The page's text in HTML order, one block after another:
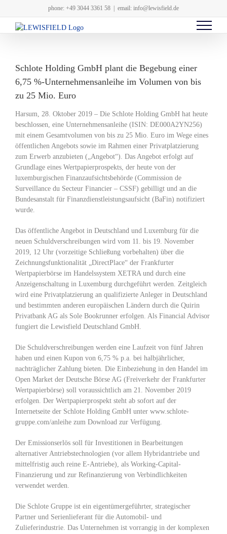
Inhalt
springen
phone: +49 3044 3361 58 email: info@lewisfield.de
Schlote Holding GmbH plant die Begebung einer
6,75 %-Unternehmensanleihe im Volumen von bis
zu 25 Mio. Euro
Harsum, 28. Oktober 2019 – Die Schlote Holding GmbH hat heute
beschlossen, eine Unternehmensanleihe (ISIN: DE000A2YN256)
mit einem Gesamtvolumen von bis zu 25 Mio. Euro im Wege eines
öffentlichen Angebots sowie im Rahmen einer Privatplatzierung
zum Erwerb anzubieten („Angebot“). Das Angebot erfolgt auf
Grundlage eines Wertpapierprospekts, der heute von der
luxemburgischen Finanzaufsichtsbehörde (Commission de
Surveillance du Secteur Financier – CSSF) gebilligt und an die
Bundesanstalt für Finanzdienstleistungsaufsicht (BaFin) notifiziert
wurde.
Das öffentliche Angebot in Deutschland und Luxemburg für die
neuen Schuldverschreibungen wird vom 11. bis 19. November
2019, 12 Uhr (vorzeitige Schließung vorbehalten) über die
Zeichnungsfunktionalität „DirectPlace“ der Frankfurter
Wertpapierbörse im Handelssystem XETRA und durch eine
Anzeigenschaltung in Luxemburg durchgeführt werden. Zeitgleich
wird eine Privatplatzierung an qualifizierte Anleger in Deutschland
und bestimmten anderen europäischen Ländern durch die Quirin
Privatbank AG als Sole Bookrunner erfolgen. Als Financial Advisor
fungiert die Lewisfield Deutschland GmbH.
Die Schuldverschreibungen werden eine Laufzeit von fünf Jahren
haben und einen Kupon von 6,75 % p.a. bei halbjährlicher,
nachträglicher Zahlung bieten. Die Einbeziehung in den Handel im
Open Market der Deutsche Börse AG (Freiverkehr der Frankfurter
Wertpapierbörse) soll voraussichtlich am 21. November 2019
erfolgen. Der Wertpapierprospekt steht ab sofort auf der
Internetseite der Schlote Holding GmbH unter www.schlote-
gruppe.com/anleihe zum Download zur Verfügung.
Der Emissionserlös soll für Investitionen in Bearbeitungen
alternativer Antriebstechnologien (vor allem Hybridantriebe und
mittelfristig auch reine E-Antriebe), als Working-Capital-
Finanzierung und zur Refinanzierung von Verbindlichkeiten
verwendet werden.
Die Schlote Gruppe ist ein eigentümergeführter, strategischer
Partner und Serienlieferant für die Automobil- und
Zulieferindustrie. Das Unternehmen ist vorrangig in der komplexen